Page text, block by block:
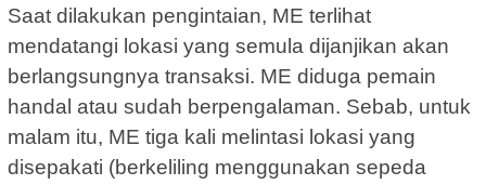
Saat dilakukan pengintaian, ME terlihat
mendatangi lokasi yang semula dijanjikan akan
berlangsungnya transaksi. ME diduga pemain
handal atau sudah berpengalaman. Sebab, untuk
malam itu, ME tiga kali melintasi lokasi yang
disepakati (berkeliling menggunakan sepeda